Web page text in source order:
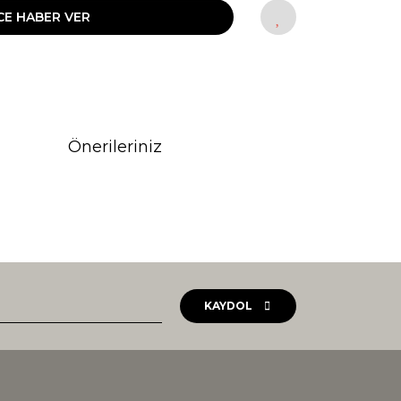
HABER VER
Önerileriniz
KAYDOL